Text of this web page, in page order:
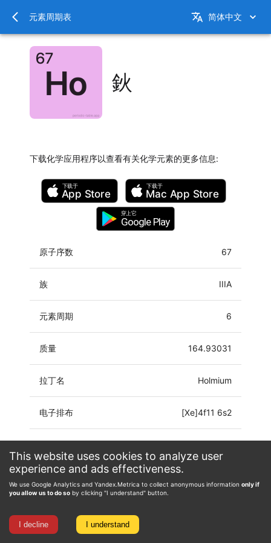
This website uses cookies to analyze user
experience and ads effectiveness.
We use Google Analytics and Yandex.Metrica to collect anonymous information only if
you allow us to do so by clicking "I understand" button.
I decline I understand
元素周期表 简体中文
鈥
下载化学应用程序以查看有关化学元素的更多信息:
下载于
App Store
下载于
Mac App Store
穿上它
Google Play
原子序数 67
族 IIIA
元素周期 6
质量 164.93031
拉丁名 Holmium
电子排布 [Xe]4f11 6s2